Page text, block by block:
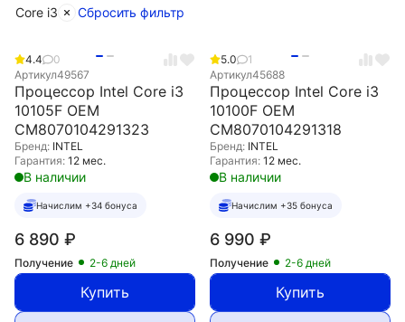
Core i3 Сбросить фильтр
4.4
0
Артикул49567
Процессор Intel Core i3
10105F OEM
CM8070104291323
Бренд: INTEL
Гарантия: 12 мес.
В наличии
Начислим +34 бонуса
6 890 ₽
Получение 2-6 дней
Купить
5.0
1
Артикул45688
Процессор Intel Core i3
10100F OEM
CM8070104291318
Бренд: INTEL
Гарантия: 12 мес.
В наличии
Начислим +35 бонуса
6 990 ₽
Получение 2-6 дней
Купить